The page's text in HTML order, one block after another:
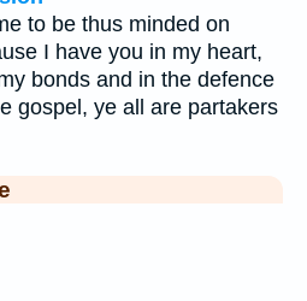
to be thus minded on
I have you in my heart,
bonds and in the defence
gospel, ye all are partakers